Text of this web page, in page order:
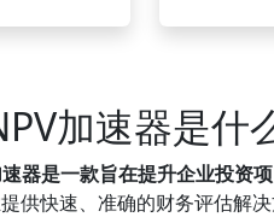
加速器是什
器是一款旨在提升企业投资
供快速、准确的财务评估解